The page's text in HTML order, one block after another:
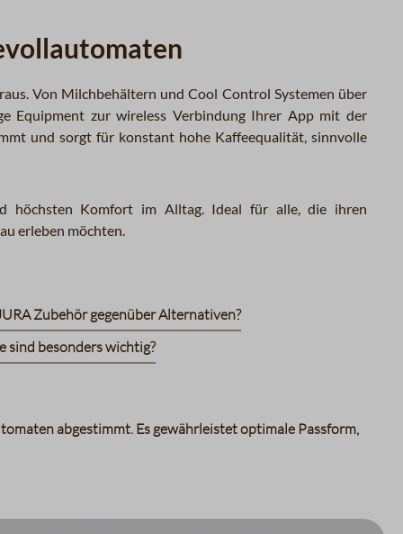
Von Milchbehältern und Cool Control Systemen über
Equipment zur wireless Verbindung Ihrer App mit der
und sorgt für konstant hohe Kaffeequalität, sinnvolle
höchsten Komfort im Alltag. Ideal für alle, die ihren
erleben möchten.
Zubehör gegenüber Alternativen?
sind besonders wichtig?
abgestimmt. Es gewährleistet optimale Passform,